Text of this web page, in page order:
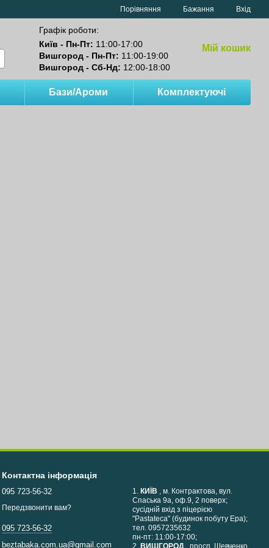
Порівняння Бажання Вхід
Графік роботи:
Київ - Пн-Пт: 11:00-17:00
Вишгород - Пн-Пт: 11:00-19:00
Вишгород - Сб-Нд: 12:00-18:00
Мій кошик
Бази/Ароми Комплектуючі
Контактна інформація
095 723-56-32
Передзвонити вам?
095 723-56-32
beztabaka.com.ua@gmail.com
1. КИЇВ , м. Контрактова, вул.
Спаська 9а, оф.9, 2 поверх;
сусідній вхід з піцерією
"Pastateca" (будинок побуту Ера);
тел. 0957235632
пн-пт: 11:00-17:00;
2.
ВИШГОРОД , просп. Шевченко